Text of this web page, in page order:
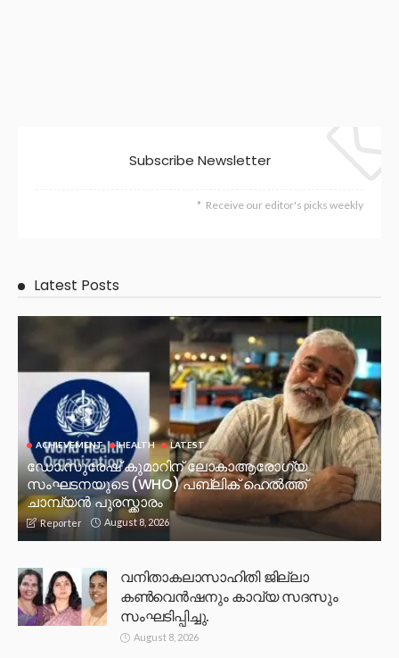
Subscribe Newsletter
Receive our editor's picks weekly
Latest Posts
ACHIEVEMENT HEALTH LATEST
ഡോ.സുരേഷ് കുമാറിന് ലോകാആരോഗ്യ
സംഘടനയുടെ (WHO) പബ്ലിക് ഹെൽത്ത്
ചാമ്പ്യൻ പുരസ്ക്കാരം
Reporter August 8, 2026
വനിതാകലാസാഹിതി ജില്ലാ
കൺവെൻഷനും കാവ്യ സദസും
സംഘടിപ്പിച്ചു.
August 8, 2026